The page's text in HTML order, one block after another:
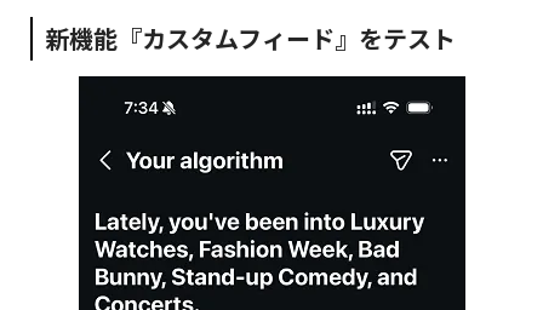
𝕏 just rolled out an entire new
新機能『カスタムフィード』をテスト